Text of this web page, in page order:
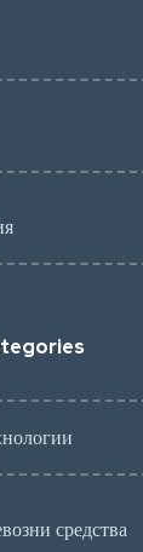
средства